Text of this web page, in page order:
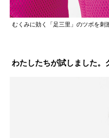
むくみに効く「足三里」のツボを刺
わたしたちが試しました。